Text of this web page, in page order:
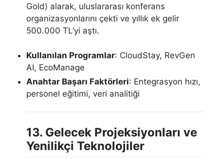
Gold) alarak, uluslararası konferans
organizasyonlarını çekti ve yıllık ek gelir
500.000 TL’yi aştı.
Kullanılan Programlar: CloudStay, RevGen
AI, EcoManage
Anahtar Başarı Faktörleri: Entegrasyon hızı,
personel eğitimi, veri analitiği
13. Gelecek Projeksiyonları ve
Yenilikçi Teknolojiler